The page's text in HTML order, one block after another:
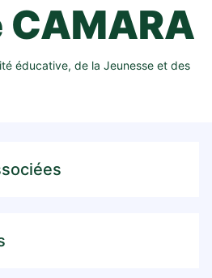
CAMARA
éducative, de la Jeunesse et des